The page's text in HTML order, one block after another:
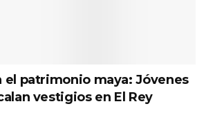
patrimonio maya: Jóvenes
vestigios en El Rey